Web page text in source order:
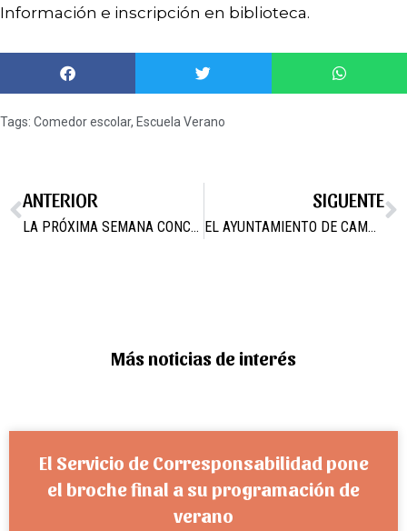
Información e inscripción en biblioteca.
Tags: Comedor escolar, Escuela Verano
ANTERIOR
LA PRÓXIMA SEMANA CONCLUIRÁN LOS TRABAJOS DE PINTURA DE LA ERMITA DE SAN JUAN BAUTISTA
SIGUENTE
EL AYUNTAMIENTO DE CAMPOS DEL RÍO ABRE EL PLAZO DE INSCRIPCIÓN PARA ESCUELA Y COMEDOR ESCOLAR DE VERANO
Más noticias de interés
El Servicio de Corresponsabilidad pone
el broche final a su programación de
verano